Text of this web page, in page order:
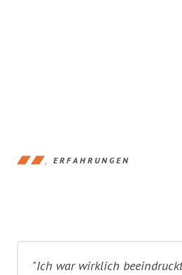
ERFAHRUNGEN
"Ich war wirklich